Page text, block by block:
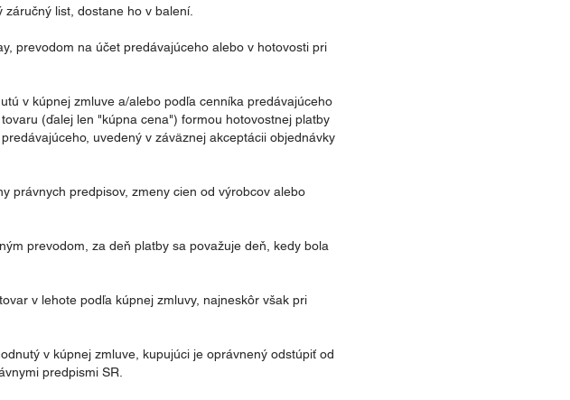
list, dostane ho v balení.
prevodom na účet predávajúceho alebo v hotovosti pri
v kúpnej zmluve a/alebo podľa cenníka predávajúceho
(ďalej len "kúpna cena") formou hotovostnej platby
uvedený v záväznej akceptácii objednávky
právnych predpisov, zmeny cien od výrobcov alebo
prevodom, za deň platby sa považuje deň, kedy bola
v lehote podľa kúpnej zmluvy, najneskôr však pri
v kúpnej zmluve, kupujúci je oprávnený odstúpiť od
predpismi SR.